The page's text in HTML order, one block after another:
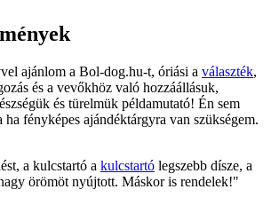
ajánlom a Bol-dog.hu-t, óriási a választék,
és a vevőkhöz való hozzáállásuk,
és türelmük példamutató! Én sem
ha fényképes ajándéktárgyra van szükségem.
a kulcstartó a kulcstartó legszebb dísze, a
örömöt nyújtott. Máskor is rendelek!"